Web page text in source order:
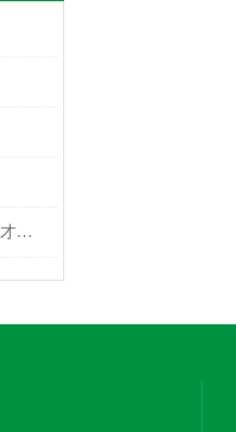
拧得清固定式卸灰球阀的结构才能更好的使用它